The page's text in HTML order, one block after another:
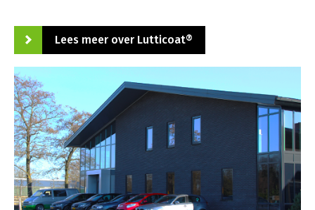
Lees meer over Lutticoat®